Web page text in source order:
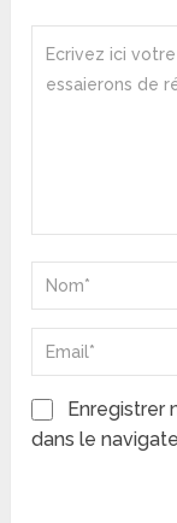
Enregistrer
dans le